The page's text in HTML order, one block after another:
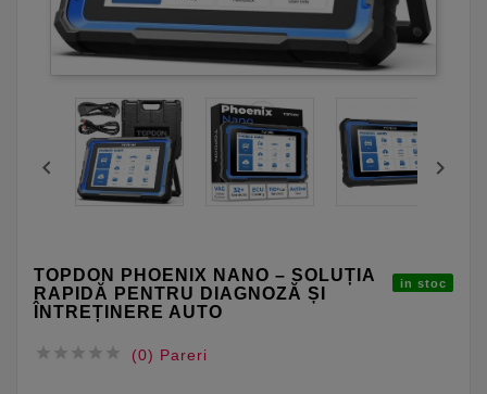
 
TOPDON PHOENIX NANO – SOLUȚIA
RAPIDĂ PENTRU DIAGNOZĂ ȘI
ÎNTREȚINERE AUTO
in stoc
     (0) Pareri